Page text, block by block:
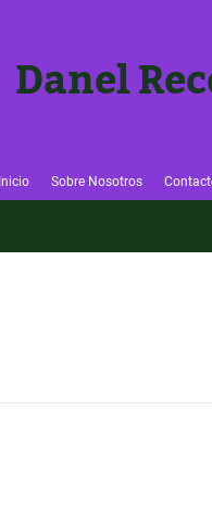
Danel
Inicio Sobre Nosotros
🎶 ¡Sigue Danel